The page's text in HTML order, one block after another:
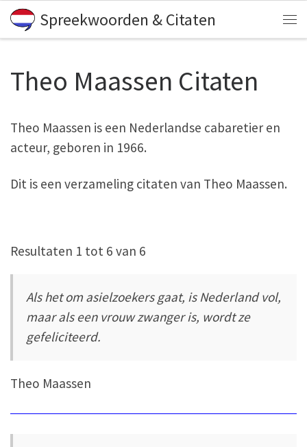
Skip to content
Spreekwoorden & Citaten
Theo Maassen Citaten
Theo Maassen is een Nederlandse cabaretier en
acteur, geboren in 1966.
Dit is een verzameling citaten van Theo Maassen.
Resultaten 1 tot 6 van 6
Als het om asielzoekers gaat, is Nederland vol,
maar als een vrouw zwanger is, wordt ze
gefeliciteerd.
Theo Maassen